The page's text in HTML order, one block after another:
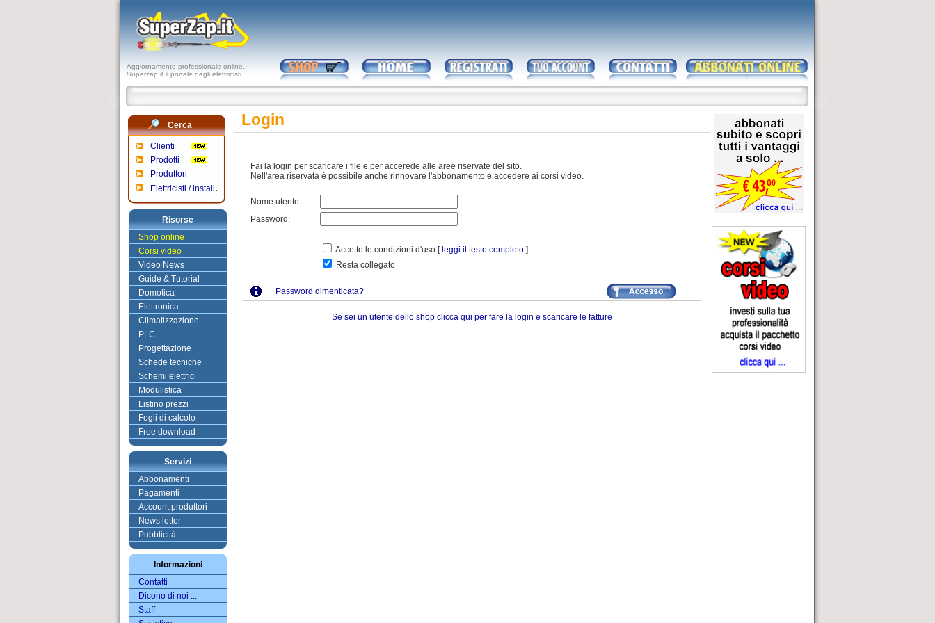
Aggiornamento professionale online.
Superzap.it il portale degli elettricisti.
Cerca
Clienti
Prodotti
Produttori
Elettricisti / install .
Risorse
Shop online
Corsi video
Video News
Guide & Tutorial
Domotica
Elettronica
Climatizzazione
PLC
Progettazione
Schede tecniche
Schemi elettrici
Modulistica
Listino prezzi
Fogli di calcolo
Free download
Servizi
Abbonamenti
Pagamenti
Account produttori
News letter
Pubblicità
Informazioni
Contatti
Dicono di noi ...
Staff
Login
Fai la login per scaricare i file e per accerede alle aree riservate del sito.
Nell'area riservata è possibile anche rinnovare l'abbonamento e accedere ai corsi video.
Nome utente:
Password:
Accetto le condizioni d'uso [ leggi il testo completo]
Resta collegato
Password dimenticata?
Se sei un utente dello shop clicca qui per fare la login e scaricare le fatture